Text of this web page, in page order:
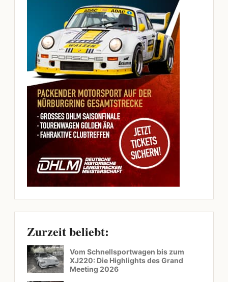
Zurzeit beliebt:
Vom Schnellsportwagen bis zum
XJ220: Die Highlights des Grand
Meeting 2026